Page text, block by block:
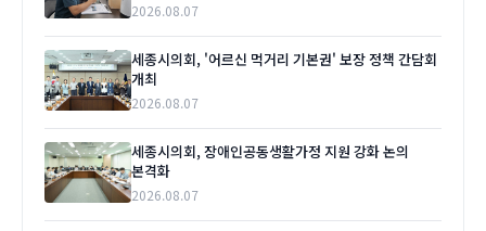
2026.08.07
세종시의회, '어르신 먹거리 기본권' 보장 정책 간담회
개최
2026.08.07
세종시의회, 장애인공동생활가정 지원 강화 논의
본격화
2026.08.07